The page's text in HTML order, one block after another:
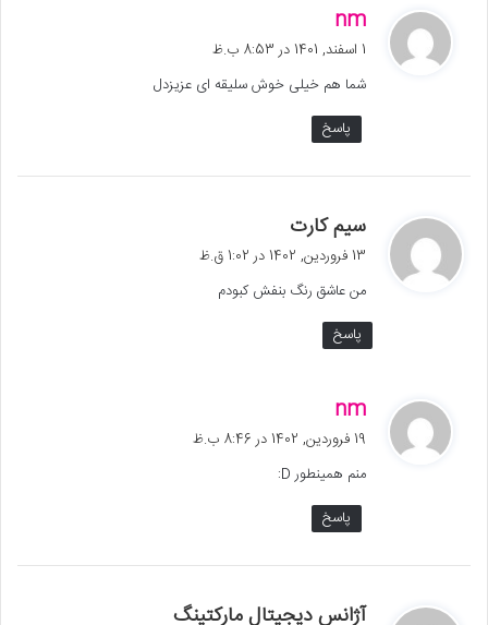
nm
:
1 اسفند, 1401 در 8:53 ب.ظ
شما هم خیلی خوش سلیقه ای عزیزدل
پاسخ
سیم کارت
ف
13 فروردین, 1402 در 1:02 ق.ظ
من عاشق رنگ بنفش کبودم
پاسخ
nm
ت
:
19 فروردین, 1402 در 8:46 ب.ظ
منم همینطور D:
پاسخ
آژانس دیجیتال مارکتینگ